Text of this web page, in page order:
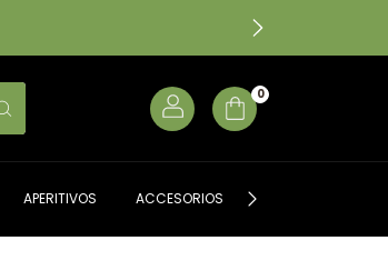
0
APERITIVOS ACCESORIOS